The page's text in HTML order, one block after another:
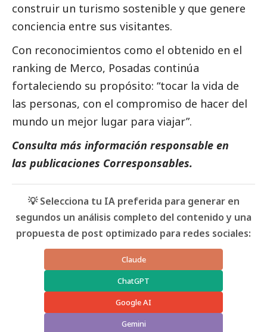
construir un turismo sostenible y que genere
conciencia entre sus visitantes.
Con reconocimientos como el obtenido en el
ranking de Merco, Posadas continúa
fortaleciendo su propósito: “tocar la vida de
las personas, con el compromiso de hacer del
mundo un mejor lugar para viajar”.
Consulta más información responsable en
las publicaciones Corresponsables.
💡 Selecciona tu IA preferida para generar en
segundos un análisis completo del contenido y una
propuesta de post optimizado para redes sociales:
Claude
ChatGPT
Google AI
Gemini